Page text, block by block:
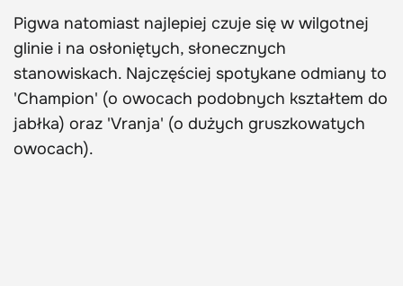
Pigwa natomiast najlepiej czuje się w wilgotnej
glinie i na osłoniętych, słonecznych
stanowiskach. Najczęściej spotykane odmiany to
'Champion' (o owocach podobnych kształtem do
jabłka) oraz 'Vranja' (o dużych gruszkowatych
owocach).